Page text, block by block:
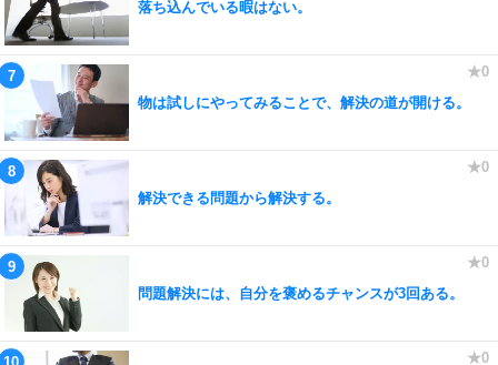
落ち込んでいる暇はない。
物は試しにやってみることで、解決の道が開ける。
解決できる問題から解決する。
問題解決には、自分を褒めるチャンスが3回ある。